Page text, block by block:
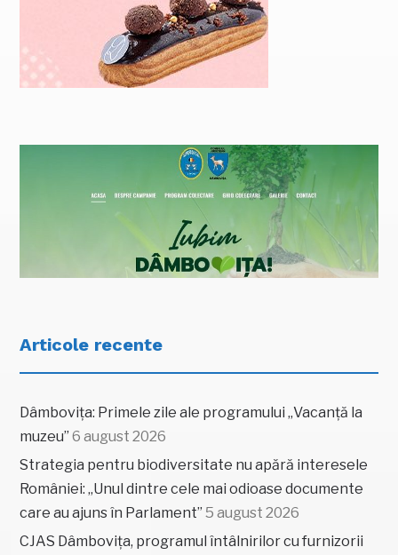
Articole recente
Dâmbovița: Primele zile ale programului „Vacanță la
muzeu” 6 august 2026
Strategia pentru biodiversitate nu apără interesele
României: „Unul dintre cele mai odioase documente
care au ajuns în Parlament” 5 august 2026
CJAS Dâmbovița, programul întâlnirilor cu furnizorii